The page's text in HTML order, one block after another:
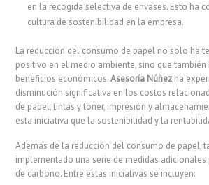
en la recogida selectiva de envases. Esto ha
cultura de sostenibilidad en la empresa.
La reducción del consumo de papel no solo ha
positivo en el medio ambiente, sino que también
beneficios económicos.Asesoría Núñez ha
disminución significativa en los costos
de papel, tintas y tóner, impresión y
esta iniciativa que la sostenibilidad y la
Además de la reducción del consumo de papel,
implementado una serie de medidas adicionales
de carbono. Entre estas iniciativas se incluyen: